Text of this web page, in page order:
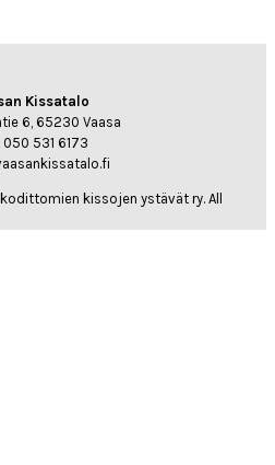
Kissatalo
6, 65230 Vaasa
050 531 6173
kissojen ystävät ry. All